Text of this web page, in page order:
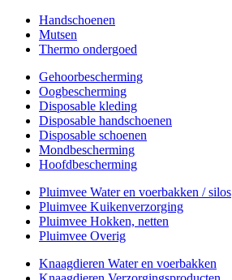
Handschoenen
Mutsen
Thermo ondergoed
Gehoorbescherming
Oogbescherming
Disposable kleding
Disposable handschoenen
Disposable schoenen
Mondbescherming
Hoofdbescherming
Pluimvee Water en voerbakken / silos
Pluimvee Kuikenverzorging
Pluimvee Hokken, netten
Pluimvee Overig
Knaagdieren Water en voerbakken